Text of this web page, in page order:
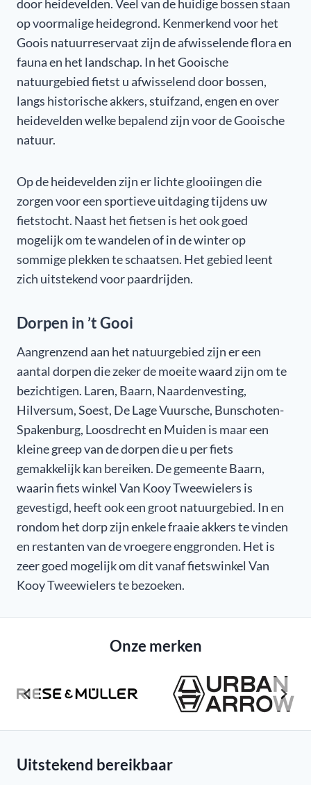
door heidevelden. Veel van de huidige bossen staan
op voormalige heidegrond. Kenmerkend voor het
Goois natuurreservaat zijn de afwisselende flora en
fauna en het landschap. In het Gooische
natuurgebied fietst u afwisselend door bossen,
langs historische akkers, stuifzand, engen en over
heidevelden welke bepalend zijn voor de Gooische
natuur.
Op de heidevelden zijn er lichte glooiingen die
zorgen voor een sportieve uitdaging tijdens uw
fietstocht. Naast het fietsen is het ook goed
mogelijk om te wandelen of in de winter op
sommige plekken te schaatsen. Het gebied leent
zich uitstekend voor paardrijden.
Dorpen in ’t Gooi
Aangrenzend aan het natuurgebied zijn er een
aantal dorpen die zeker de moeite waard zijn om te
bezichtigen. Laren, Baarn, Naardenvesting,
Hilversum, Soest, De Lage Vuursche, Bunschoten-
Spakenburg, Loosdrecht en Muiden is maar een
kleine greep van de dorpen die u per fiets
gemakkelijk kan bereiken. De gemeente Baarn,
waarin fiets winkel Van Kooy Tweewielers is
gevestigd, heeft ook een groot natuurgebied. In en
rondom het dorp zijn enkele fraaie akkers te vinden
en restanten van de vroegere enggronden. Het is
zeer goed mogelijk om dit vanaf fietswinkel Van
Kooy Tweewielers te bezoeken.
Onze merken
Uitstekend bereikbaar